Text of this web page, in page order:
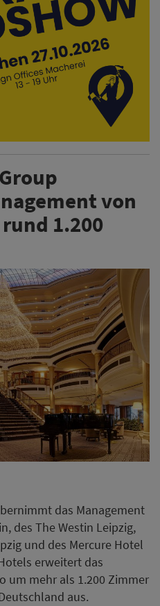
von
1.200
das Management
des The Westin Leipzig,
und des Mercure Hotel
erweitert das
um mehr als 1.200 Zimmer
aus.